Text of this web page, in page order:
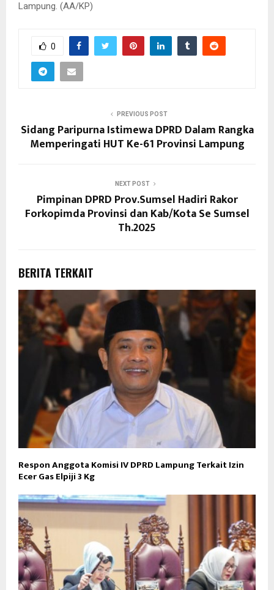
Lampung. (AA/KP)
0
PREVIOUS POST
Sidang Paripurna Istimewa DPRD Dalam Rangka
Memperingati HUT Ke-61 Provinsi Lampung
NEXT POST
Pimpinan DPRD Prov.Sumsel Hadiri Rakor
Forkopimda Provinsi dan Kab/Kota Se Sumsel
Th.2025
BERITA TERKAIT
Respon Anggota Komisi IV DPRD Lampung Terkait Izin
Ecer Gas Elpiji 3 Kg